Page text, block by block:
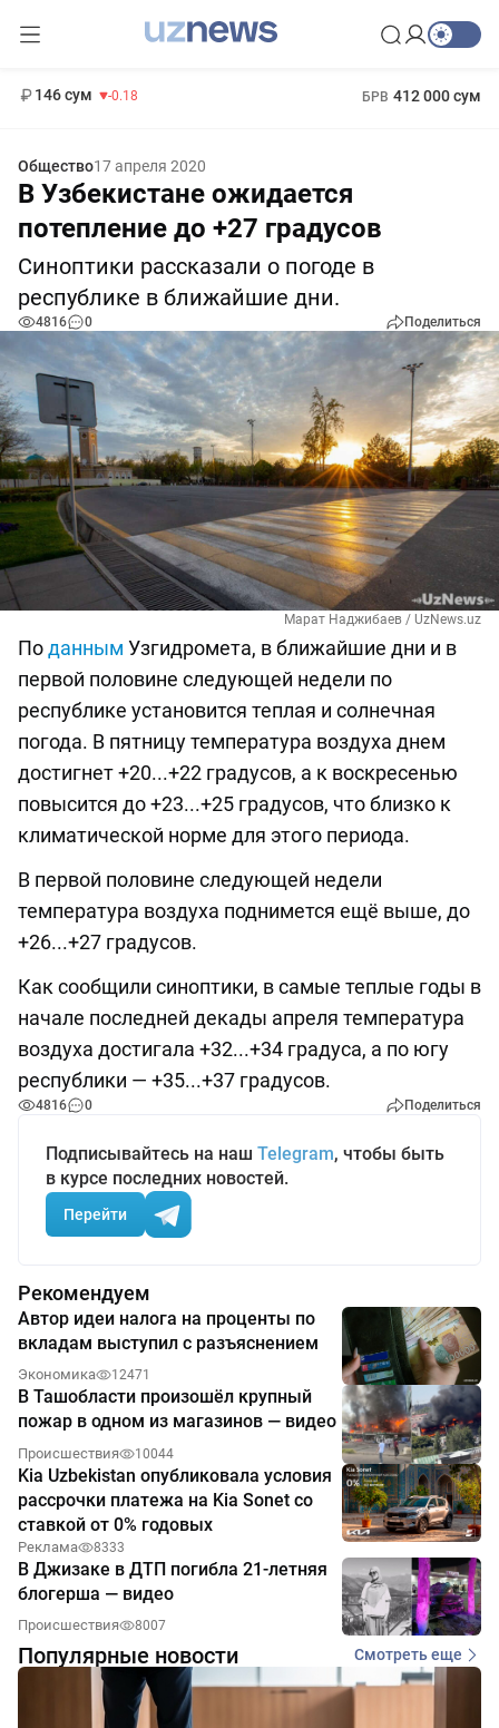
146 сум -0.18 БРВ 412 000 сум
Общество17 апреля 2020
В Узбекистане ожидается
потепление до +27 градусов
Синоптики рассказали о погоде в
республике в ближайшие дни.
4816 0 Поделиться
Марат Наджибаев / UzNews.uz
Поданным Узгидромета, в ближайшие дни и в
первой половине следующей недели по
республике установится теплая и солнечная
погода. В пятницу температура воздуха днем
достигнет +20...+22 градусов, а к воскресенью
повысится до +23...+25 градусов, что близко к
климатической норме для этого периода.
В первой половине следующей недели
температура воздуха поднимется ещё выше, до
+26...+27 градусов.
Как сообщили синоптики, в самые теплые годы в
начале последней декады апреля температура
воздуха достигала +32...+34 градуса, а по югу
республики — +35...+37 градусов.
4816 0 Поделиться
Подписывайтесь на наш Telegram, чтобы быть
в курсе последних новостей.
Перейти
Рекомендуем
Автор идеи налога на проценты по
вкладам выступил с разъяснением
Экономика 12471
В Ташобласти произошёл крупный
пожар в одном из магазинов — видео
Происшествия 10044
Kia Uzbekistan опубликовала условия
рассрочки платежа на Kia Sonet со
ставкой от 0% годовых
Реклама 8333
В Джизаке в ДТП погибла 21-летняя
блогерша — видео
Происшествия 8007
Популярные новости Смотреть еще